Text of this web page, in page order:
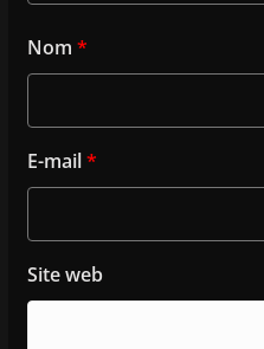
Nom *
E-mail*
Site web